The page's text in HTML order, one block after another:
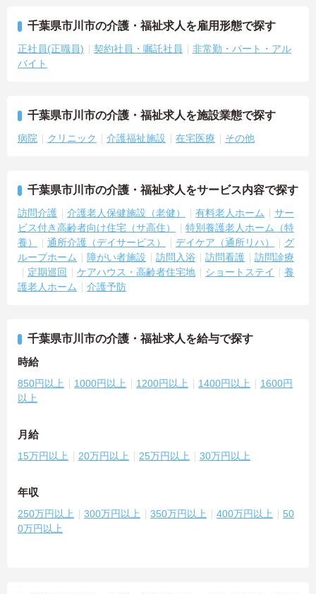
千葉県市川市の介護・福祉求人を雇用形態で探す
正社員(正職員) 契約社員・嘱託社員
非常勤・パート・アル
バイト
千葉県市川市の介護・福祉求人を施設業態で探す
病院 クリニック 介護福祉施設 在宅医療 その他
千葉県市川市の介護・福祉求人をサービス内容で探す
訪問介護 介護老人保健施設（老健） 有料老人ホーム
サー
ビス付き高齢者向け住宅（サ高住）
特別養護老人ホーム（特
養）
通所介護（デイサービス） デイケア（通所リハ）
グ
ループホーム
障がい者施設 訪問入浴 訪問看護
訪問診療
定期巡回
ケアハウス・高齢者住宅地 ショートステイ
養
護老人ホーム
介護予防
千葉県市川市の介護・福祉求人を給与で探す
時給
850円以上 1000円以上 1200円以上 1400円以上
1600円
以上
月給
15万円以上 20万円以上 25万円以上 30万円以上
年収
250万円以上 300万円以上 350万円以上 400万円以上
50
0万円以上